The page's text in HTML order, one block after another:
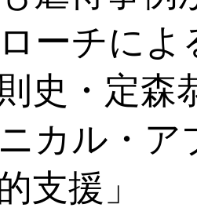
ーチによ
・定森恭
カル・
支援」